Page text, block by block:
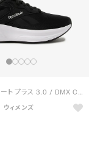
DMX コンフォート プラス 3.0 / DMX COMFORT + 3.0 （ブラック）